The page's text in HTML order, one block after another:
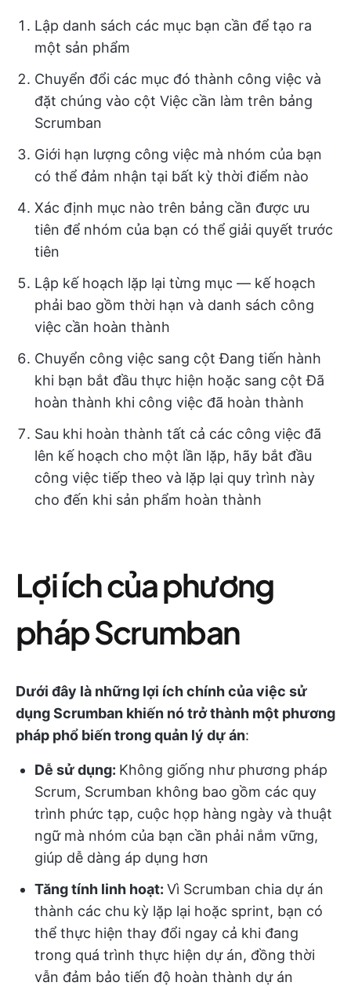
Lập danh sách các mục bạn cần để tạo ra
một sản phẩm
Chuyển đổi các mục đó thành công việc và
đặt chúng vào cột Việc cần làm trên bảng
Scrumban
Giới hạn lượng công việc mà nhóm của bạn
có thể đảm nhận tại bất kỳ thời điểm nào
Xác định mục nào trên bảng cần được ưu
tiên để nhóm của bạn có thể giải quyết trước
tiên
Lập kế hoạch lặp lại từng mục — kế hoạch
phải bao gồm thời hạn và danh sách công
việc cần hoàn thành
Chuyển công việc sang cột Đang tiến hành
khi bạn bắt đầu thực hiện hoặc sang cột Đã
hoàn thành khi công việc đã hoàn thành
Sau khi hoàn thành tất cả các công việc đã
lên kế hoạch cho một lần lặp, hãy bắt đầu
công việc tiếp theo và lặp lại quy trình này
cho đến khi sản phẩm hoàn thành
Lợi ích của phương
pháp Scrumban
Dưới đây là những lợi ích chính của việc sử
dụng Scrumban khiến nó trở thành một phương
pháp phổ biến trong quản lý dự án:
Dễ sử dụng: Không giống như phương pháp
Scrum, Scrumban không bao gồm các quy
trình phức tạp, cuộc họp hàng ngày và thuật
ngữ mà nhóm của bạn cần phải nắm vững,
giúp dễ dàng áp dụng hơn
Tăng tính linh hoạt: Vì Scrumban chia dự án
thành các chu kỳ lặp lại hoặc sprint, bạn có
thể thực hiện thay đổi ngay cả khi đang
trong quá trình thực hiện dự án, đồng thời
vẫn đảm bảo tiến độ hoàn thành dự án